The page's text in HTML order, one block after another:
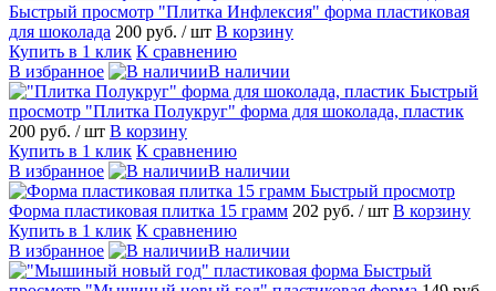
Быстрый просмотр "Плитка Инфлексия" форма пластиковая
для шоколада 200 руб. / шт В корзину
Купить в 1 клик К сравнению
В избранное
В наличии
Быстрый
просмотр "Плитка Полукруг" форма для шоколада, пластик
200 руб. / шт В корзину
Купить в 1 клик К сравнению
В избранное
В наличии
Быстрый просмотр
Форма пластиковая плитка 15 грамм 202 руб. / шт В корзину
Купить в 1 клик К сравнению
В избранное
В наличии
Быстрый